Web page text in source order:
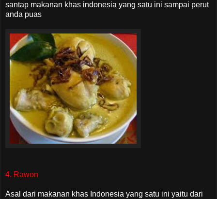
santap makanan khas indonesia yang satu ini sampai perut
anda puas
4. Rawon
Asal dari makanan khas Indonesia yang satu ini yaitu dari